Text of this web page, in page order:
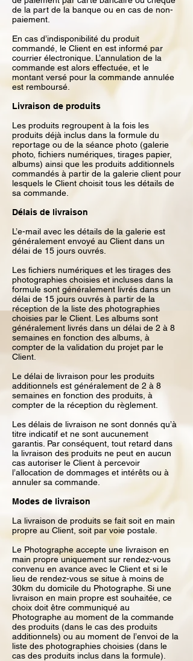
de la part de la banque ou en cas de non-
paiement.
En cas d’indisponibilité du produit
commandé, le Client en est informé par
courrier électronique. L’annulation de la
commande est alors effectuée, et le
montant versé pour la commande annulée
est remboursé.
Livraison de produits
Les produits regroupent à la fois les
produits déjà inclus dans la formule du
reportage ou de la séance photo (galerie
photo, fichiers numériques, tirages papier,
albums) ainsi que les produits additionnels
commandés à partir de la galerie client pour
lesquels le Client choisit tous les détails de
sa commande.
Délais de livraison
L’e-mail avec les détails de la galerie est
généralement envoyé au Client dans un
délai de 15 jours ouvrés.
Les fichiers numériques et les tirages des
photographies choisies et incluses dans la
formule sont généralement livrés dans un
délai de 15 jours ouvrés à partir de la
réception de la liste des photographies
choisies par le Client. Les albums sont
généralement livrés dans un délai de 2 à 8
semaines en fonction des albums, à
compter de la validation du projet par le
Client.
Le délai de livraison pour les produits
additionnels est généralement de 2 à 8
semaines en fonction des produits, à
compter de la réception du règlement.
Les délais de livraison ne sont donnés qu’à
titre indicatif et ne sont aucunement
garantis. Par conséquent, tout retard dans
la livraison des produits ne peut en aucun
cas autoriser le Client à percevoir
l’allocation de dommages et intérêts ou à
annuler sa commande.
Modes de livraison
La livraison de produits se fait soit en main
propre au Client, soit par voie postale.
Le Photographe accepte une livraison en
main propre uniquement sur rendez-vous
convenu en avance avec le Client et si le
lieu de rendez-vous se situe à moins de
30km du domicile du Photographe. Si une
livraison en main propre est souhaitée, ce
choix doit être communiqué au
Photographe au moment de la commande
des produits (dans le cas des produits
additionnels) ou au moment de l’envoi de la
liste des photographies choisies (dans le
cas des produits inclus dans la formule).